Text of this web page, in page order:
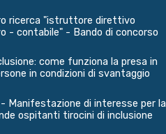
ricerca "istruttore direttivo
- contabile" - Bando di concorso
come funziona la presa in
in condizioni di svantaggio
Manifestazione di interesse per la
ospitanti tirocini di inclusione